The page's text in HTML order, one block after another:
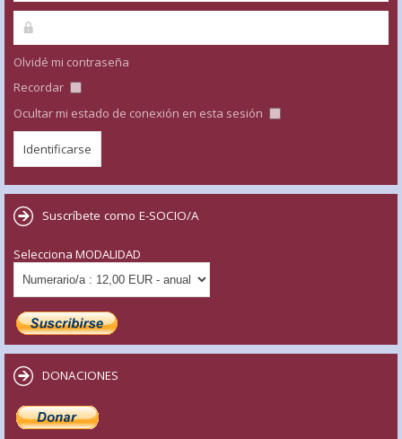
Olvidé mi contraseña
Recordar
Ocultar mi estado de conexión en esta sesión
Suscríbete como E-SOCIO/A
Selecciona MODALIDAD
DONACIONES